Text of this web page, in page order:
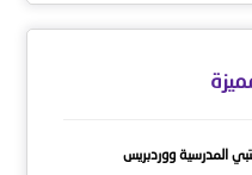
المدرسية ووردبريس